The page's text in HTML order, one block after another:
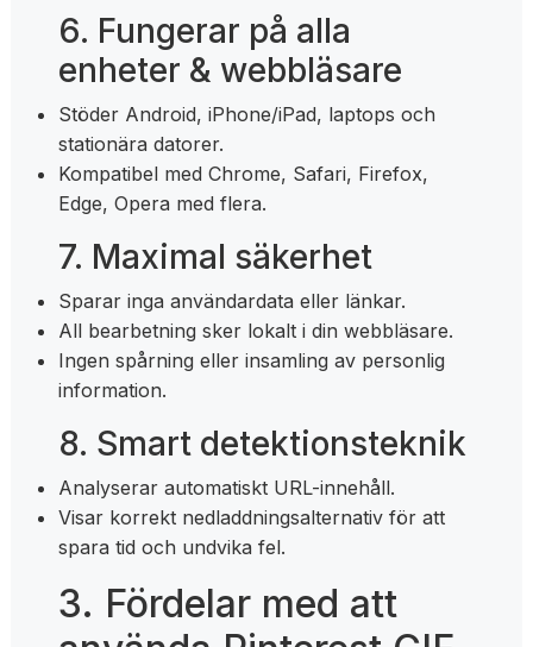
6. Fungerar på alla
enheter & webbläsare
Stöder Android, iPhone/iPad, laptops och
stationära datorer.
Kompatibel med Chrome, Safari, Firefox,
Edge, Opera med flera.
7. Maximal säkerhet
Sparar inga användardata eller länkar.
All bearbetning sker lokalt i din webbläsare.
Ingen spårning eller insamling av personlig
information.
8. Smart detektionsteknik
Analyserar automatiskt URL-innehåll.
Visar korrekt nedladdningsalternativ för att
spara tid och undvika fel.
3. Fördelar med att